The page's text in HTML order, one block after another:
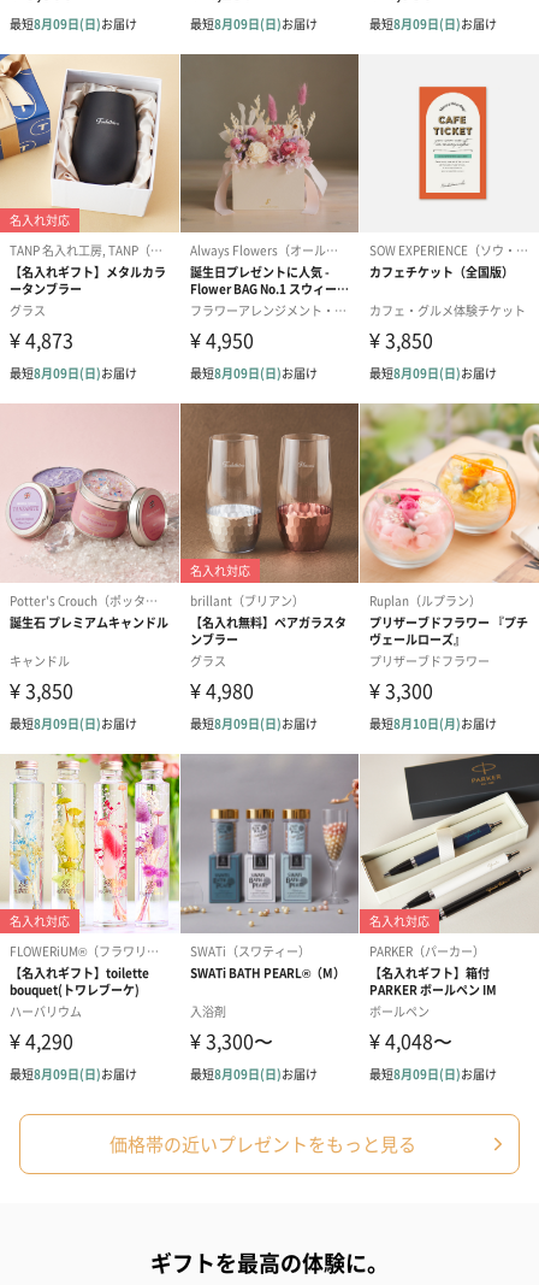
ぬいぐるみ
愛らしいぬいぐるみを同梱してお届けします。
誕生日・記念日・出産祝いなどのシーンにおすすめです。
フラワーテディベア
テディベア（バニラ）
（1,760円）
テディベア（
ル）（1,760円
紅茶・コーヒー・スイーツ
紅茶・コーヒー・スイーツを同梱してお届けいたします。ギフト
への＋αにおすすめです。
アールグレイ（HAPPY
BIRTHDAY TO YOU）
（660円）
アールグレイティー
（660円）
フルーツティ
円）
スイーツ
スイーツを同梱してお届けいたします。ギフトへの＋αにおすすめ
価格帯の近いプレゼントをもっと見る
ギフトを最高の体験に。